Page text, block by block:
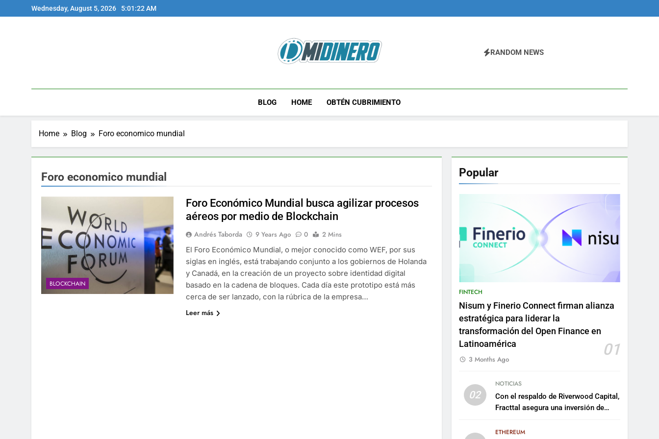
to
Wednesday, August 5, 2026 5:01:22 AM
Midinero.co
RANDOM NEWS
BLOG HOME OBTÉN CUBRIMIENTO
Home Blog Foro economico mundial
Foro economico mundial
BLOCKCHAIN
Foro Económico Mundial busca agilizar procesos
aéreos por medio de Blockchain
Andrés Taborda 9 Years Ago 0
2 Mins
El Foro Económico Mundial, o mejor conocido como WEF, por sus
siglas en inglés, está trabajando conjunto a los gobiernos de Holanda
y Canadá, en la creación de un proyecto sobre identidad digital
basado en la cadena de bloques. Cada día este prototipo está más
cerca de ser lanzado, con la rúbrica de la empresa…
Leer más
Popular
FINTECH
Nisum y Finerio Connect firman alianza
estratégica para liderar la
transformación del Open Finance en
Latinoamérica
01
3 Months Ago
02
NOTICIAS
Con el respaldo de Riverwood Capital,
Fracttal asegura una inversión de
plataforma
ETHEREUM